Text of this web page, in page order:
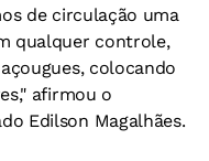
de circulação uma
qualquer controle,
colocando
afirmou o
Edilson Magalhães.